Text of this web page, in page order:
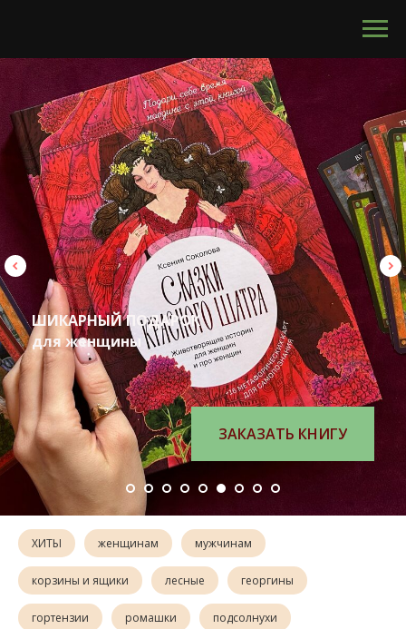
ШИКАРНЫЙ ПОДАРОК
для женщины
ЗАКАЗАТЬ КНИГУ
ХИТЫ женщинам мужчинам
корзины и ящики лесные георгины
гортензии ромашки подсолнухи